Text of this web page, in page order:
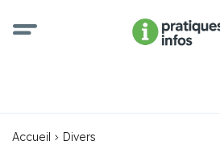
Accueil Divers